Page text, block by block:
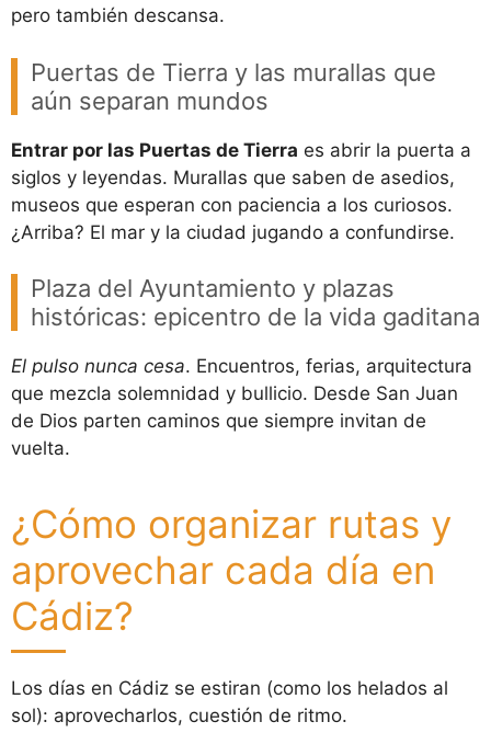
pero también descansa.
Puertas de Tierra y las murallas que
aún separan mundos
Entrar por las Puertas de Tierra es abrir la puerta a
siglos y leyendas. Murallas que saben de asedios,
museos que esperan con paciencia a los curiosos.
¿Arriba? El mar y la ciudad jugando a confundirse.
Plaza del Ayuntamiento y plazas
históricas: epicentro de la vida gaditana
El pulso nunca cesa. Encuentros, ferias, arquitectura
que mezcla solemnidad y bullicio. Desde San Juan
de Dios parten caminos que siempre invitan de
vuelta.
¿Cómo organizar rutas y
aprovechar cada día en
Cádiz?
Los días en Cádiz se estiran (como los helados al
sol): aprovecharlos, cuestión de ritmo.